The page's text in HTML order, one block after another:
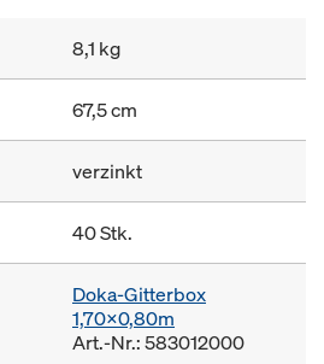
8,1 kg
67,5 cm
verzinkt
40 Stk.
Doka-Gitterbox
1,70x0,80m
Art.-Nr.: 583012000